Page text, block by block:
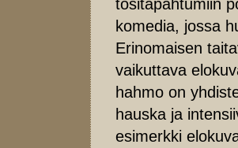
komedia, jossa
Erinomaisen
vaikuttava
hahmo on
hauska ja
esimerkki